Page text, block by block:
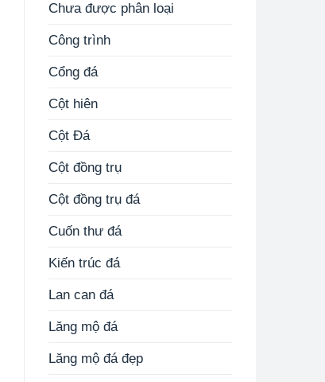
Chưa được phân loại
Công trình
Cổng đá
Cột hiên
Cột Đá
Cột đồng trụ
Cột đồng trụ đá
Cuốn thư đá
Kiến trúc đá
Lan can đá
Lăng mộ đá
Lăng mộ đá đẹp